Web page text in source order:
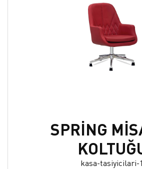
SPRİNG
kasa-tasiyicilari-1